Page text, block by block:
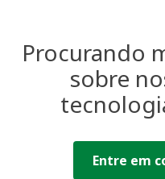
Procurando
sobre
Entre em